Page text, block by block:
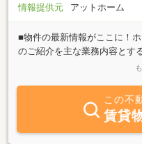
情報提供元
アットホーム
■物件の最新情報がここに！
のご紹介を主な業務内容とす
にお越しいただければすべて
さい。■豊富な情報力でお客
に合わせたスピーディな対応
この不
賃貸